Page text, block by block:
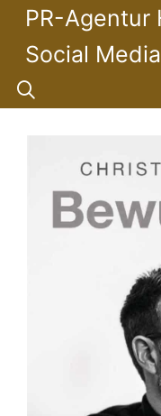
Zum
springen
PR-Agentur
Social